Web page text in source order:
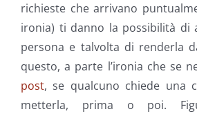
richieste che arrivano
ironia) ti danno la possibilità di
persona e talvolta di renderla
questo, a parte l’ironia che se
post, se qualcuno chiede una
metterla, prima o poi.